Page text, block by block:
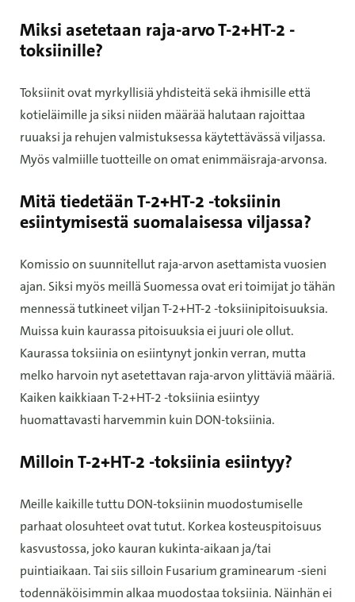
Miksi asetetaan raja-arvo T-2+HT-2 -
toksiinille?
Toksiinit ovat myrkyllisiä yhdisteitä sekä ihmisille että
kotieläimille ja siksi niiden määrää halutaan rajoittaa
ruuaksi ja rehujen valmistuksessa käytettävässä viljassa.
Myös valmiille tuotteille on omat enimmäisraja-arvonsa.
Mitä tiedetään T-2+HT-2 -toksiinin
esiintymisestä suomalaisessa viljassa?
Komissio on suunnitellut raja-arvon asettamista vuosien
ajan. Siksi myös meillä Suomessa ovat eri toimijat jo tähän
mennessä tutkineet viljan T-2+HT-2 -toksiinipitoisuuksia.
Muissa kuin kaurassa pitoisuuksia ei juuri ole ollut.
Kaurassa toksiinia on esiintynyt jonkin verran, mutta
melko harvoin nyt asetettavan raja-arvon ylittäviä määriä.
Kaiken kaikkiaan T-2+HT-2 -toksiinia esiintyy
huomattavasti harvemmin kuin DON-toksiinia.
Milloin T-2+HT-2 -toksiinia esiintyy?
Meille kaikille tuttu DON-toksiinin muodostumiselle
parhaat olosuhteet ovat tutut. Korkea kosteuspitoisuus
kasvustossa, joko kauran kukinta-aikaan ja/tai
puintiaikaan. Tai siis silloin Fusarium graminearum -sieni
todennäköisimmin alkaa muodostaa toksiinia. Näinhän ei